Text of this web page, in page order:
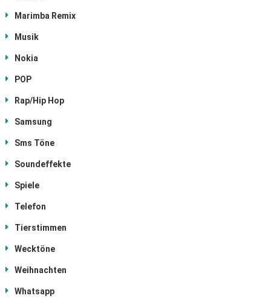
Marimba Remix
Musik
Nokia
POP
Rap/Hip Hop
Samsung
Sms Töne
Soundeffekte
Spiele
Telefon
Tierstimmen
Wecktöne
Weihnachten
Whatsapp